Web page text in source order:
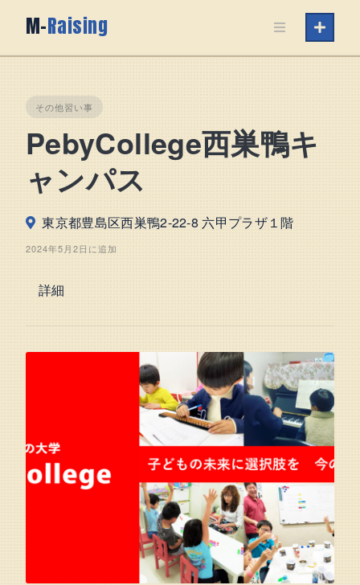
M-Raising
その他習い事
PebyCollege西巣鴨キ
ャンパス
東京都豊島区西巣鴨2-22-8 六甲プラザ１階
2024年5月2日に追加
詳細